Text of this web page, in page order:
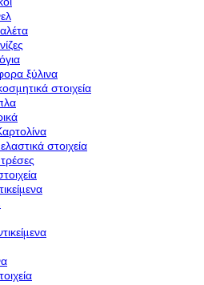
ξύλινα
στοιχεία
στοιχεία